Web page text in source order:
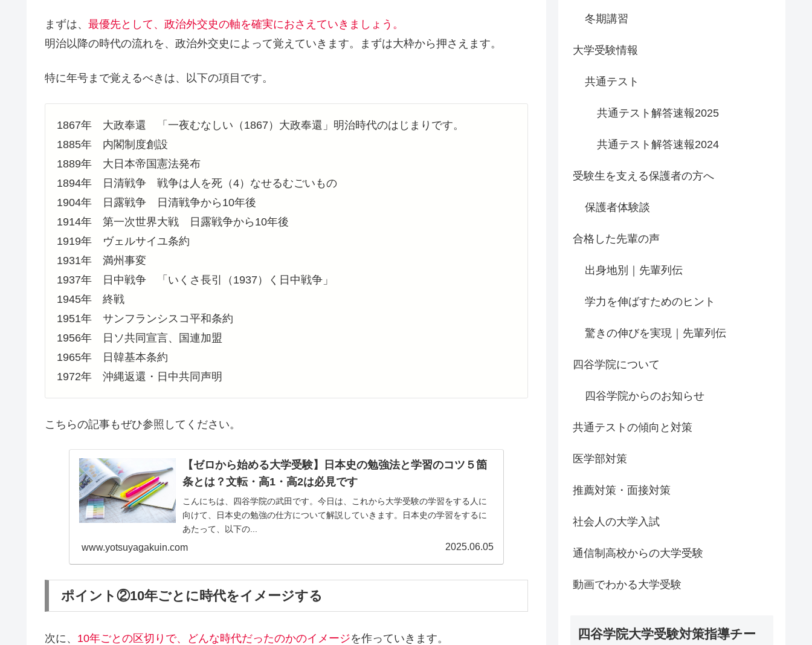
まずは、 最優先として、政治外交史の軸を確実におさえていきましょう。
明治以降の時代の流れを、政治外交史によって覚えていきます。まずは大枠から押さえます。
特に年号まで覚えるべきは、以下の項目です。
1867年 大政奉還 「一夜むなしい（1867）大政奉還」明治時代のはじまりです。
1885年 内閣制度創設
1889年 大日本帝国憲法発布
1894年 日清戦争 戦争は人を死（4）なせるむごいもの
1904年 日露戦争 日清戦争から10年後
1914年 第一次世界大戦 日露戦争から10年後
1919年 ヴェルサイユ条約
1931年 満州事変
1937年 日中戦争 「いくさ長引（1937）く日中戦争」
1945年 終戦
1951年 サンフランシスコ平和条約
1956年 日ソ共同宣言、国連加盟
1965年 日韓基本条約
1972年 沖縄返還・日中共同声明
こちらの記事もぜひ参照してください。
【ゼロから始める大学受験】日本史の勉強法と学習のコツ５箇
条とは？文転・高1・高2は必見です
こんにちは、四谷学院の武田です。今日は、これから大学受験の学習をする人に
向けて、日本史の勉強の仕方について解説していきます。日本史の学習をするに
あたって、以下の...
www.yotsuyagakuin.com 2025.06.05
ポイント②10年ごとに時代をイメージする
次に、 10年ごとの区切りで、どんな時代だったのかのイメージを作っていきます。
冬期講習
大学受験情報
共通テスト
共通テスト解答速報2025
共通テスト解答速報2024
受験生を支える保護者の方へ
保護者体験談
合格した先輩の声
出身地別｜先輩列伝
学力を伸ばすためのヒント
驚きの伸びを実現｜先輩列伝
四谷学院について
四谷学院からのお知らせ
共通テストの傾向と対策
医学部対策
推薦対策・面接対策
社会人の大学入試
通信制高校からの大学受験
動画でわかる大学受験
四谷学院大学受験対策指導チー